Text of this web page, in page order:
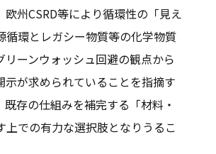
州CSRD等により循環性の「見え
環とレガシー物質等の化学物質
ーンウォッシュ回避の観点から
が求められていることを指摘す
存の仕組みを補完する「材料・
での有力な選択肢となりうるこ